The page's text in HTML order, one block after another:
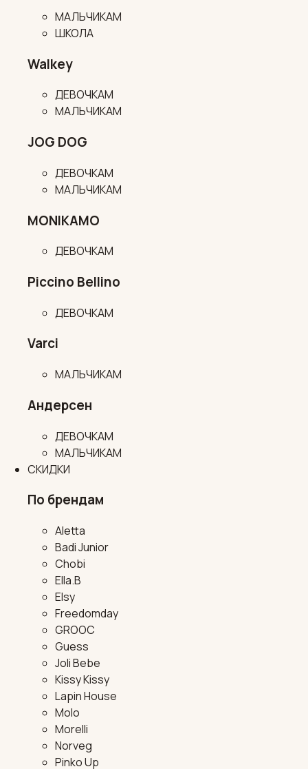
МАЛЬЧИКАМ
ШКОЛА
Walkey
ДЕВОЧКАМ
МАЛЬЧИКАМ
JOG DOG
ДЕВОЧКАМ
МАЛЬЧИКАМ
MONIKAMO
ДЕВОЧКАМ
Piccino Bellino
ДЕВОЧКАМ
Varci
МАЛЬЧИКАМ
Андерсен
ДЕВОЧКАМ
МАЛЬЧИКАМ
СКИДКИ
По брендам
Aletta
Badi Junior
Chobi
Ella.B
Elsy
Freedomday
GROOC
Guess
Joli Bebe
Kissy Kissy
Lapin House
Molo
Morelli
Norveg
Pinko Up